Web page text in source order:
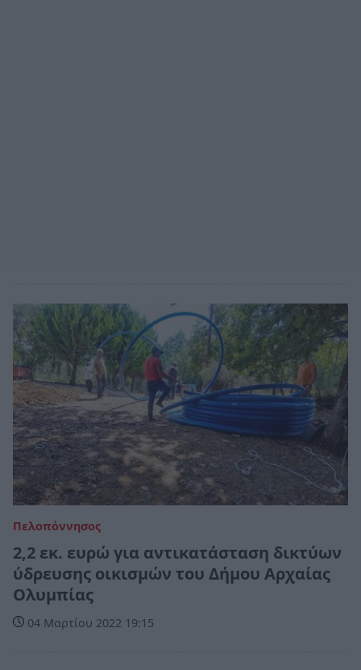
Πελοπόννησος
2,2 εκ. ευρώ για αντικατάσταση δικτύων
ύδρευσης οικισμών του Δήμου Αρχαίας
Ολυμπίας
04 Μαρτίου 2022 19:15